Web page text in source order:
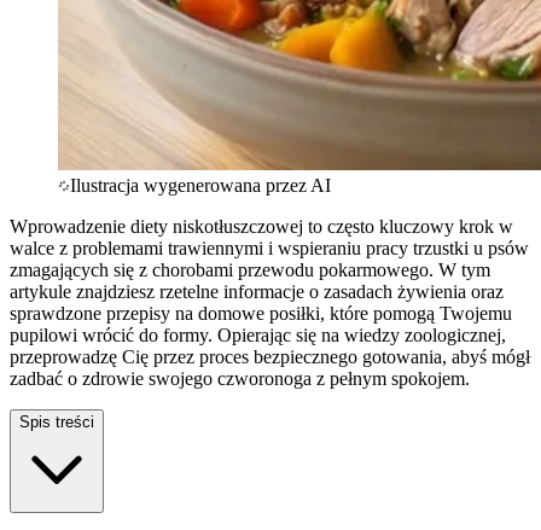
Ilustracja wygenerowana przez AI
Wprowadzenie diety niskotłuszczowej to często kluczowy krok w
walce z problemami trawiennymi i wspieraniu pracy trzustki u psów
zmagających się z chorobami przewodu pokarmowego. W tym
artykule znajdziesz rzetelne informacje o zasadach żywienia oraz
sprawdzone przepisy na domowe posiłki, które pomogą Twojemu
pupilowi wrócić do formy. Opierając się na wiedzy zoologicznej,
przeprowadzę Cię przez proces bezpiecznego gotowania, abyś mógł
zadbać o zdrowie swojego czworonoga z pełnym spokojem.
Spis treści